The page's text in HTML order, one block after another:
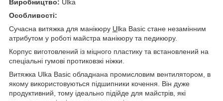
Виробництво: Ulka
Особливості:
Сучасна витяжка для манікюру Ulka Basic стане незамінним
атрибутом у роботі майстра манікюру та педикюру.
Корпус виготовлений із міцного пластику та встановлений на
спеціальні гумові протиковзкі ніжки.
Витяжка Ulka Basic обладнана промисловим вентилятором, в
якому використовуються підшипники кочення. Він дуже
продуктивний, тому ідеально підійде для майстрів, які